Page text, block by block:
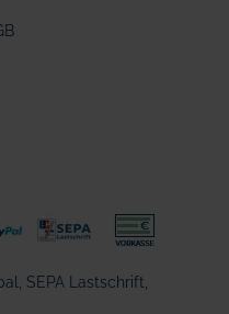
SEPA Lastschrift,